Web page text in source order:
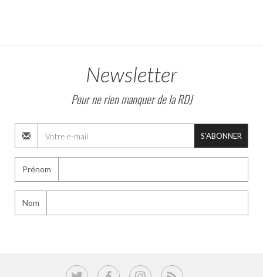
Newsletter
Pour ne rien manquer de la RDJ
S'ABONNER
Prénom
Nom